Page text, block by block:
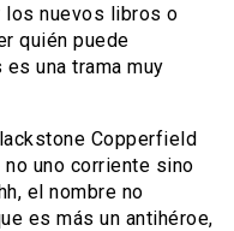
los nuevos libros o
quién puede
una trama muy
Copperfield
uno corriente sino
el nombre no
es más un antihéroe,